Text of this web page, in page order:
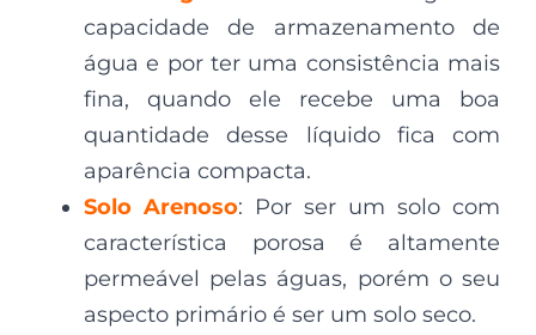
capacidade de armazenamento de
água e por ter uma consistência mais
fina, quando ele recebe uma boa
quantidade desse líquido fica com
aparência compacta.
Solo Arenoso: Por ser um solo com
característica porosa é altamente
permeável pelas águas, porém o seu
aspecto primário é ser um solo seco.